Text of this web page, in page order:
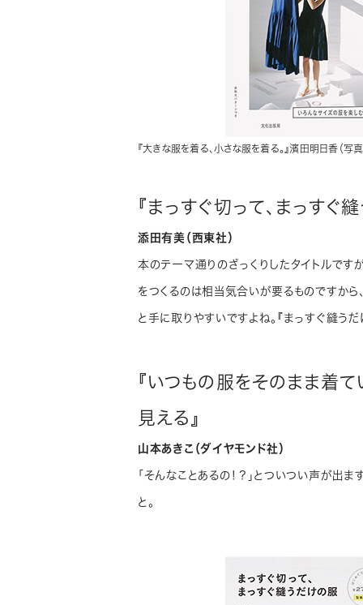
『大きな服を着る、小さな服を着る。』濱田明日香（写真
『まっすぐ切って、まっすぐ
添田有美（西東社）
本のテーマ通りのざっくりしたタイトルで
をつくるのは相当気合いが要るものですから
と手に取りやすいですよね。『まっすぐ縫うだ
『いつもの服をそのまま着
見える』
山本あきこ（ダイヤモンド社）
「そんなことあるの！？」とついつい声が出
と。